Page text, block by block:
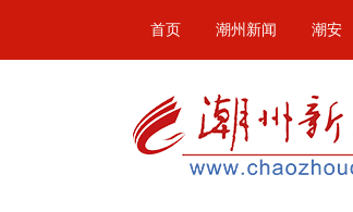
首页 潮州新闻 潮安